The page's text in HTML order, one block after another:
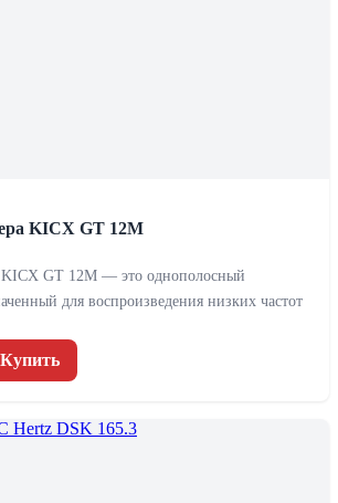
KICX GT 12M
KICX GT 12M — это однополосный
для воспроизведения низких частот
Купить